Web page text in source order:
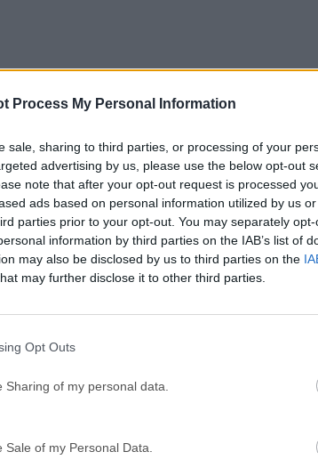
Process My Personal Information
sale, sharing to third parties, or processing of your
advertising by us, please use the below opt-out
note that after your opt-out request is processed
ads based on personal information utilized by us
parties prior to your opt-out. You may separately
information by third parties on the IAB’s list of
may also be disclosed by us to third parties on the
may further disclose it to other third parties.
Opt Outs
of my personal data.
of my Personal Data.
DriversCloud 12.0.28.0
qué se publica esta aplicación en Filehorse? ( Más
5954.46 (64-bit)
CC 2026 27.9.1 (64-bit)